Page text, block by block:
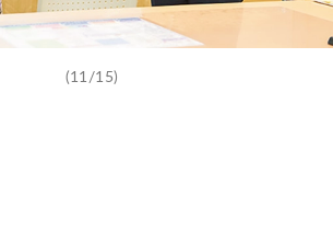
(11/15)